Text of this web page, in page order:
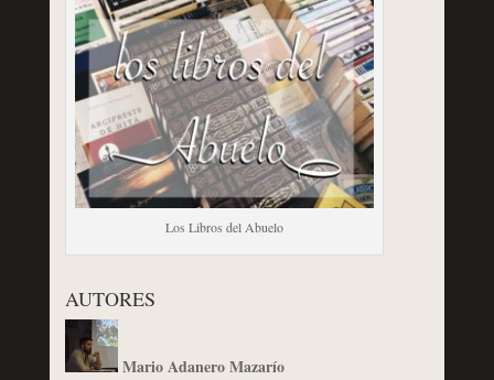
Los Libros del Abuelo
AUTORES
Mario Adanero Mazarío